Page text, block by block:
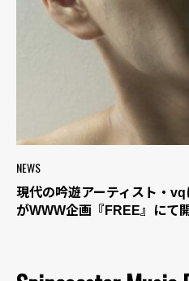
NEWS
現代の吟遊アーティスト・
がWWW企画『FREE』にて